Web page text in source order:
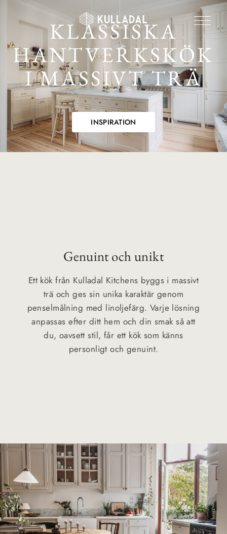
KLASSISKA
HANTVERKSKÖK
I MASSIVT TRÄ
INSPIRATION
Genuint och unikt
Ett kök från Kulladal Kitchens byggs i massivt
trä och ges sin unika karaktär genom
penselmålning med linoljefärg. Varje lösning
anpassas efter ditt hem och din smak så att
du, oavsett stil, får ett kök som känns
personligt och genuint.